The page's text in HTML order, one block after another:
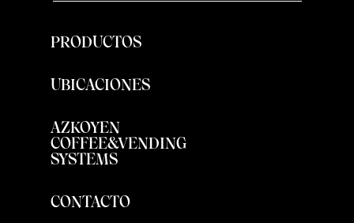
PRODUCTOS
UBICACIONES
AZKOYEN
COFFEE&VENDING
SYSTEMS
CONTACTO